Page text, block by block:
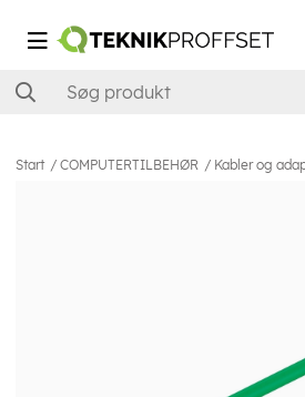
Start COMPUTERTILBEHØR Kabler og